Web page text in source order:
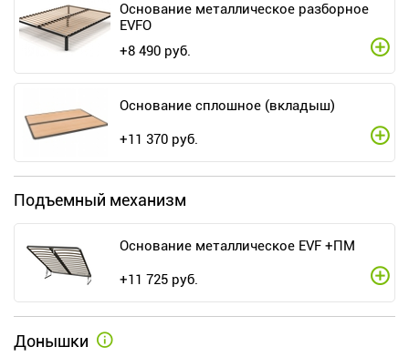
Основание металлическое разборное
EVFO
+8 490 руб.
Основание сплошное (вкладыш)
+11 370 руб.
Подъемный механизм
Основание металлическое EVF +ПМ
+11 725 руб.
Донышки